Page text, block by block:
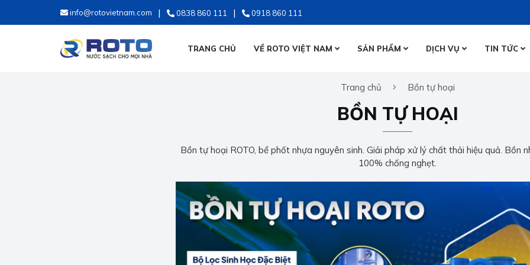
info@rotovietnam.com 0838 860 111 0918 860 111
TRANG CHỦ VỀ ROTO VIỆT NAM SẢN PHẨM DỊCH VỤ TIN TỨC
Trang chủ Bồn tự hoại
BỒN TỰ HOẠI
Bồn tự hoại ROTO, bể phốt nhựa nguyên sinh. Giải pháp xử lý chất thải hiệu quả. Bồn
100% chống nghẹt.